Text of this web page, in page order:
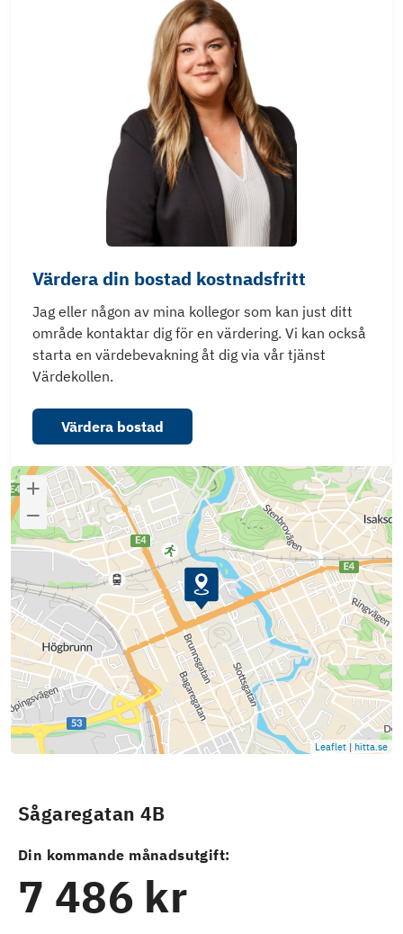
Värdera din bostad kostnadsfritt
Jag eller någon av mina kollegor som kan just ditt
område kontaktar dig för en värdering. Vi kan också
starta en värdebevakning åt dig via vår tjänst
Värdekollen.
Värdera bostad
Leaflet | hitta.se
Sågaregatan 4B
Din kommande månadsutgift:
7 486 kr